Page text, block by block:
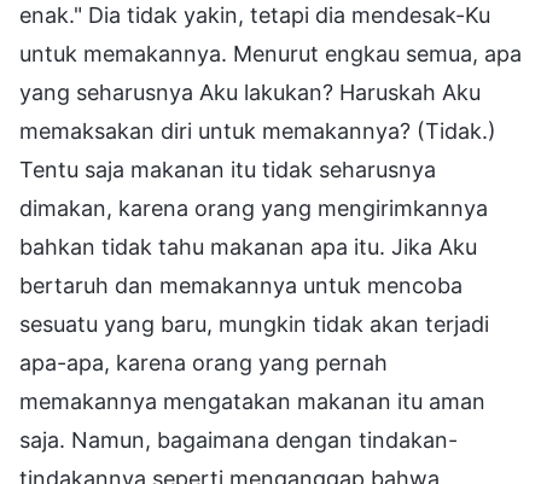
enak." Dia tidak yakin, tetapi dia mendesak-Ku
untuk memakannya. Menurut engkau semua, apa
yang seharusnya Aku lakukan? Haruskah Aku
memaksakan diri untuk memakannya? (Tidak.)
Tentu saja makanan itu tidak seharusnya
dimakan, karena orang yang mengirimkannya
bahkan tidak tahu makanan apa itu. Jika Aku
bertaruh dan memakannya untuk mencoba
sesuatu yang baru, mungkin tidak akan terjadi
apa-apa, karena orang yang pernah
memakannya mengatakan makanan itu aman
saja. Namun, bagaimana dengan tindakan-
tindakannya seperti menganggap bahwa